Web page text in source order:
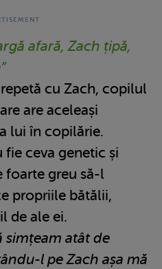
afară, Zach țipă,
cu Zach, copilul
are aceleași
lui în copilărie.
fie ceva genetic și
foarte greu să-l
propriile bătălii,
de ale ei.
simțeam atât de
l pe Zach așa mă